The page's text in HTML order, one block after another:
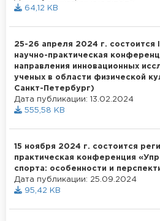
64,12 KB
25-26 апреля 2024 г. состоится
научно-практическая
направления инновационных
ученых в области физической
Санкт-Петербург)
Дата публикации: 13.02.2024
555,58 KB
15 ноября 2024 г. состоится
практическая конференция
спорта: особенности и
Дата публикации: 25.09.2024
95,42 KB